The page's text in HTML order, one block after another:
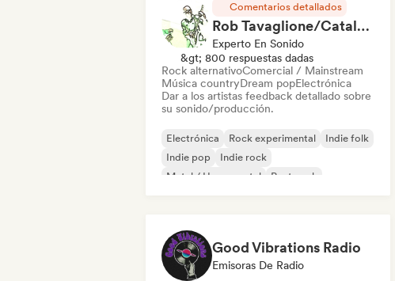
Comentarios detallados
Rob Tavaglione/Catalyst Recording
Experto En Sonido
&gt; 800 respuestas dadas
Rock alternativoComercial / Mainstream
Música countryDream popElectrónica
Dar a los artistas feedback detallado sobre
su sonido/producción.
Electrónica Rock experimental
Indie folk
Indie pop
Indie rock
Metal / Heavy metal
Post punk
Good Vibrations Radio
Emisoras De Radio